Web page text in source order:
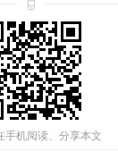
手机阅读、分享本文